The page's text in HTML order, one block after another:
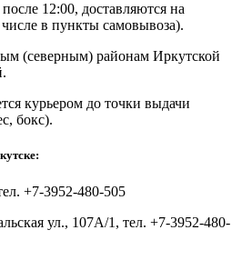
12:00, доставляются на
в пункты самовывоза).
(северным) районам Иркутской
курьером до точки выдачи
бокс).
+7-3952-480-505
ул., 107А/1, тел. +7-3952-480-